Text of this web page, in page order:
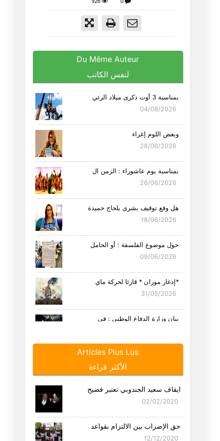
Du Même Auteur
لنفس الكاتب
بمناسبة 3 أوت ذكرى ميلاد الرئي
04/08/2026
وبعض اللوم إغراء
28/06/2026
بمناسبة يوم عاشوراء : الزمن ال
26/06/2026
هل وقع توقيف بشرى بلحاج حميدة
18/06/2026
حول موضوع الفلسفة : أو الحامل
09/06/2026
*إدغار موران * قارئا لحركة ماي
31/05/2026
بيان وزارة الدفاع الوطني : في
ليلة الزفاف أو العدم محال
مشاهد من زمن الغلبة " الأفيون
25/04/2026
في التقعّر والمتقعّرين
Articles Plus Lus
الأكثر قراءة
ايقاف سعيد الجندوبي تعتبر فضيح
02/02/2020
حق الإضراب بين الالتزام بقواعد
12/12/2020